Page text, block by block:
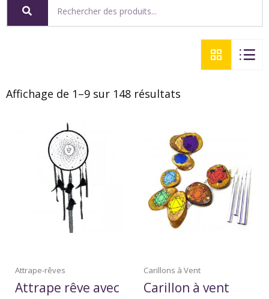
Affichage de 1–9 sur 148 résultats
Attrape-rêves
Attrape rêve avec
Carillons à Vent
Carillon à vent